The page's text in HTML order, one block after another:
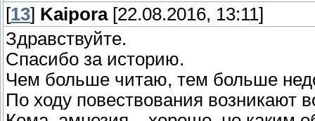
[13] Kaipora[22.08.2016, 13:11]
Здравствуйте.
Спасибо за историю.
Чем больше читаю, тем больше
По ходу повествования возникают